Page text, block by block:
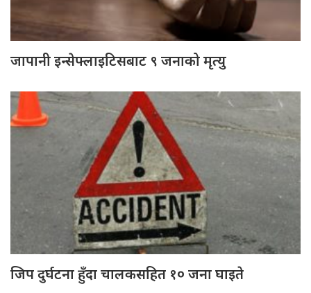
जापानी इन्सेफ्लाइटिसबाट ९ जनाको मृत्यु
जिप दुर्घटना हुँदा चालकसहित १० जना घाइते